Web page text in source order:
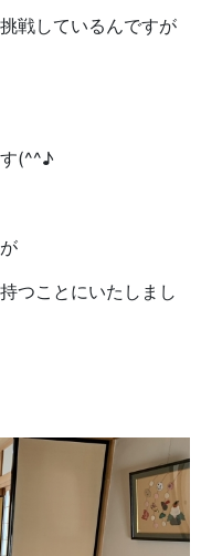
戦しているんですが
(^^♪
つことにいたしまし